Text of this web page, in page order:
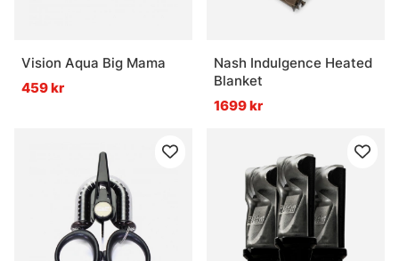
Vision Aqua Big Mama
459 kr
Nash Indulgence Heated
Blanket
1699 kr